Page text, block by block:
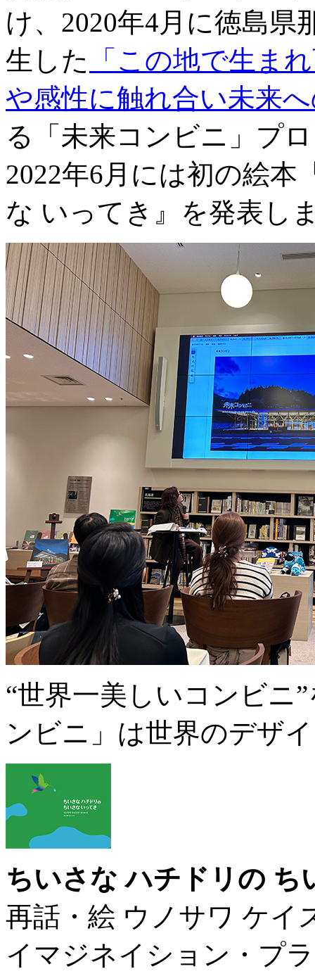
け、2020年4月に徳島県
生した
「この地で生ま
や感性に触れ合い未来
る「未来コンビニ」プ
2022年6月には初の絵
な いってき』を発表し
“世界一美しいコンビニ
ンビニ」は世界のデザ
ちいさな ハチドリの ち
再話・絵 ウノサワ ケ
イマジネイション・プ